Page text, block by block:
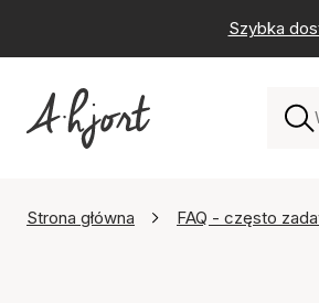
Szybka
Strona główna FAQ - często